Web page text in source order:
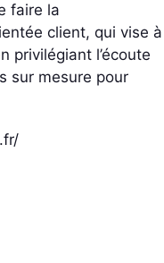
faire la
client, qui vise à
privilégiant l’écoute
sur mesure pour